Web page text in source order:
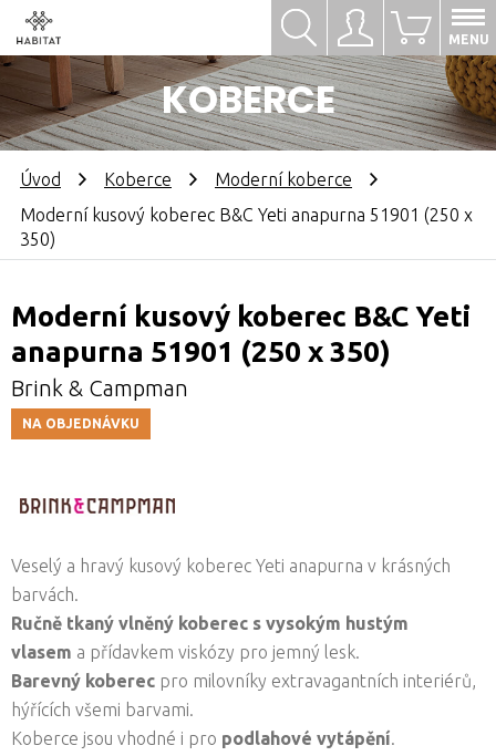
Přihlásit se
KOBERCE
0
MENU
Hledat
Úvod Koberce
Moderní koberce
Moderní kusový koberec B&C Yeti anapurna 51901 (250 x
350)
Moderní kusový koberec B&C Yeti
anapurna 51901 (250 x 350)
Brink & Campman
NA OBJEDNÁVKU
Veselý a hravý kusový koberec Yeti anapurna v krásných
barvách.
Ručně tkaný vlněný koberec s vysokým hustým
vlasem a přídavkem viskózy pro jemný lesk.
Barevný koberec pro milovníky extravagantních interiérů,
hýřících všemi barvami.
Koberce jsou vhodné i pro podlahové vytápění.